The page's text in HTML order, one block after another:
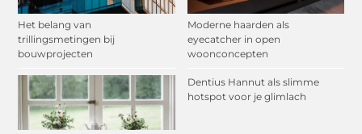
Het belang van
trillingsmetingen bij
bouwprojecten
Moderne haarden als
eyecatcher in open
woonconcepten
Dentius Hannut als slimme
hotspot voor je glimlach